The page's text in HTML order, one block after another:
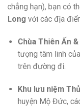
chẳng hạn), bạn có
Long với các địa
Chùa Thiên Ấn
tượng tâm linh
trên đường đi.
Khu lưu niệm
huyện Mộ Đức,